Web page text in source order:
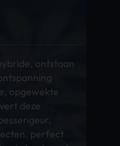
ontstaan
opgewekte
deze
perfect